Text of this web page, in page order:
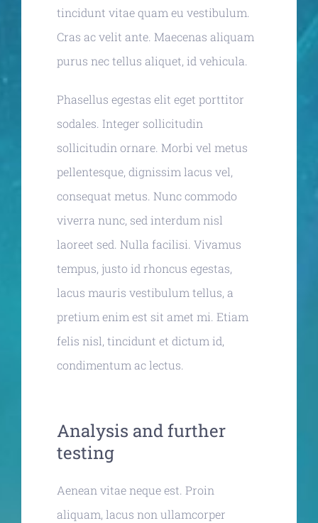
tincidunt vitae quam eu vestibulum.
Cras ac velit ante. Maecenas aliquam
purus nec tellus aliquet, id vehicula.
Phasellus egestas elit eget porttitor
sodales. Integer sollicitudin
sollicitudin ornare. Morbi vel metus
pellentesque, dignissim lacus vel,
consequat metus. Nunc commodo
viverra nunc, sed interdum nisl
laoreet sed. Nulla facilisi. Vivamus
tempus, justo id rhoncus egestas,
lacus mauris vestibulum tellus, a
pretium enim est sit amet mi. Etiam
felis nisl, tincidunt et dictum id,
condimentum ac lectus.
Analysis and further
testing
Aenean vitae neque est. Proin
aliquam, lacus non ullamcorper